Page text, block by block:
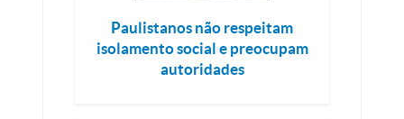
Paulistanos não respeitam
isolamento social e preocupam
autoridades